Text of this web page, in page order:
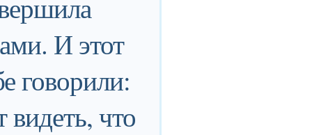
И этот
говорили:
что